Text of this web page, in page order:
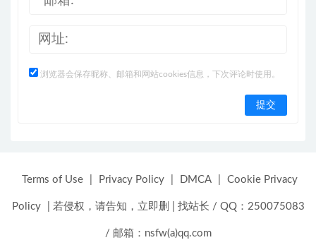
浏览器会保存昵称、邮箱和网站cookies信息，下次评论时使用。
Terms of Use Privacy Policy DMCA Cookie Privacy
Policy 若侵权，请告知，立即删 找站长 / QQ：250075083
/ 邮箱：nsfw(a)qq.com